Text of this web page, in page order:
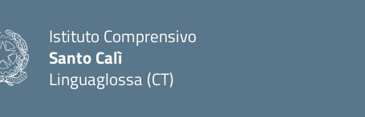
Istituto Comprensivo
Santo Calì
Linguaglossa (CT)